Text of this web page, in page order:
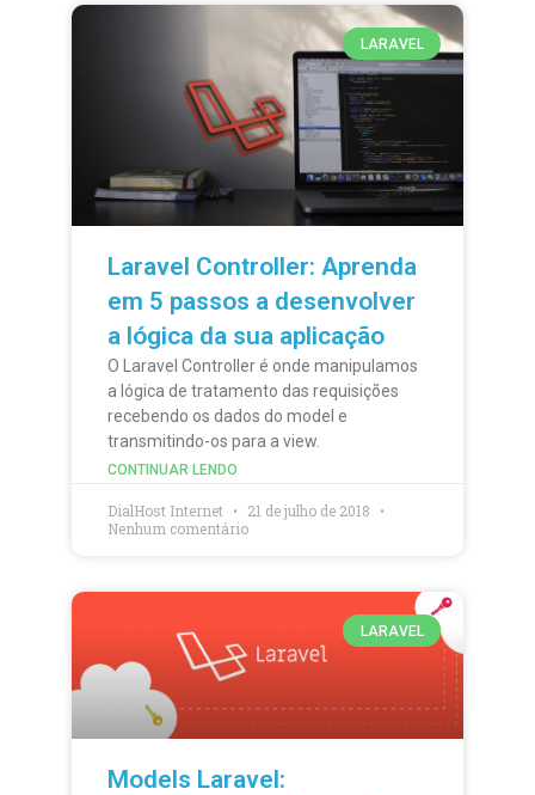
LARAVEL
Laravel Controller: Aprenda
em 5 passos a desenvolver
a lógica da sua aplicação
O Laravel Controller é onde manipulamos
a lógica de tratamento das requisições
recebendo os dados do model e
transmitindo-os para a view.
CONTINUAR LENDO
DialHost Internet
21 de julho de 2018
Nenhum comentário
LARAVEL
Models Laravel: